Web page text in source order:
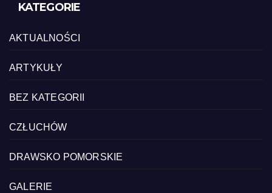
KATEGORIE
AKTUALNOŚCI
ARTYKUŁY
BEZ KATEGORII
CZŁUCHÓW
DRAWSKO POMORSKIE
GALERIE